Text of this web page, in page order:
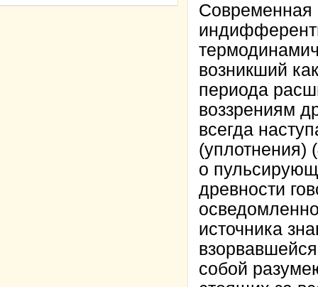
Современная
возникший
периода
воззрениям
всегда
(уплотнения)
о
древности
источника
собой